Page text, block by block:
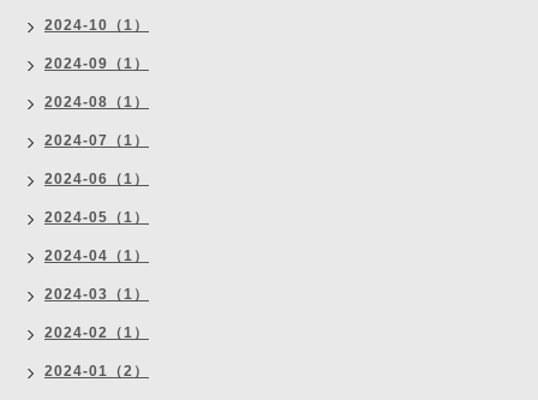
2024-10（1）
2024-09（1）
2024-08（1）
2024-07（1）
2024-06（1）
2024-05（1）
2024-04（1）
2024-03（1）
2024-02（1）
2024-01（2）